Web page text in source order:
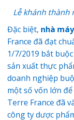
Lễ khánh thành
Đặc biệt, nhà
France đã đạt
1/7/2019 bắt
sản xuất thực
doanh nghiệp
một số vốn lớn
Terre France đã
công ty dược